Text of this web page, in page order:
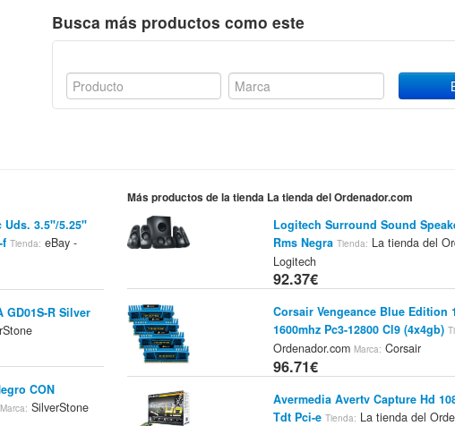
Busca más productos como este
Uds. 3.5"/5.25"
f Tienda: eBay -
GD01S-R Silver
CON
Marca: SilverStone
Más productos de la tienda La tienda del Ordenador.com
Logitech Surround Sound
Rms Negra Tienda: La tienda del
Logitech
92.37€
Corsair Vengeance Blue Edition
1600mhz Pc3-12800 Cl9 (4x4gb)
Ordenador.com Marca: Corsair
96.71€
Avermedia Avertv Capture Hd
Tdt Pci-e Tienda: La tienda del